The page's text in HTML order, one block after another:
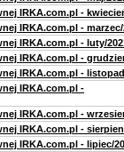
IRKA.com.pl -
IRKA.com.pl - marzec/
IRKA.com.pl - luty/
IRKA.com.pl -
IRKA.com.pl -
IRKA.com.pl -
IRKA.com.pl -
IRKA.com.pl -
IRKA.com.pl - lipiec/